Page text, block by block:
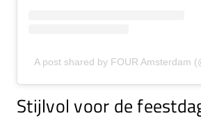
A post shared by FOUR Amsterdam
Stijlvol voor de